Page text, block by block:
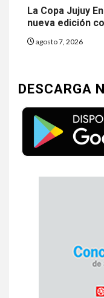
La Copa Jujuy
nueva edición
agosto 7, 2026
DESCARGA